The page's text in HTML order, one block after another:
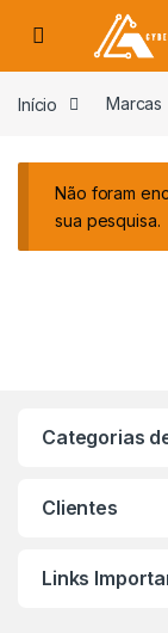
Skip to navigation
Início Marcas
Não foram
sua pesquisa.
Categorias
Clientes
Links